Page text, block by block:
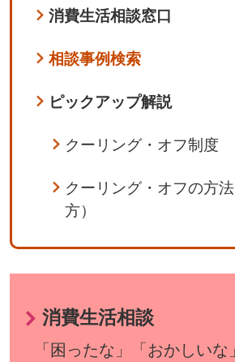
消費生活相談窓口
相談事例検索
ピックアップ解説
クーリング・オフ制度
クーリング・オフの方
方）
消費生活相談
「困ったな」「おかしい